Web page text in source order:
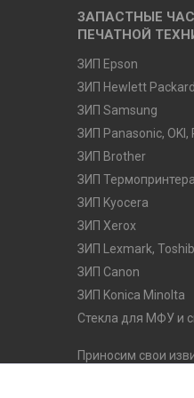
ЗАПАСТНЫЕ
ПЕЧАТНОЙ
ЗИП Epson
ЗИП Hewlett Packard
ЗИП Samsung
ЗИП Panasonic, OKI,
ЗИП Brother
ЗИП Термопринтера
ЗИП Kyocera
ЗИП Xerox
ЗИП Lexmark,
ЗИП Canon
ЗИП Konica Minolta
Стекла для МФУ и
Приносим свои
его